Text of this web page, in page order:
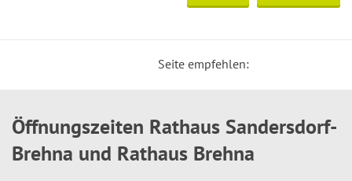
Seite empfehlen:
Öffnungszeiten Rathaus Sandersdorf-
Brehna und Rathaus Brehna